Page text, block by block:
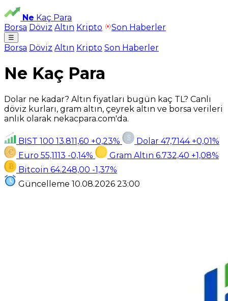
Ne Kaç Para
Borsa Döviz Altın Kripto Son Haberler
☰
Borsa Döviz Altın Kripto Son Haberler
Ne Kaç Para
Dolar ne kadar? Altın fiyatları bugün kaç TL? Canlı
döviz kurları, gram altın, çeyrek altın ve borsa verileri
anlık olarak nekacpara.com'da.
BIST 100 13.811,60 +0,23% Dolar 47,7144 +0,01%
Euro 55,1113 -0,14% Gram Altın 6.732,40 +1,08%
Bitcoin 64.248,00 -1,37%
Güncelleme 10.08.2026 23:00